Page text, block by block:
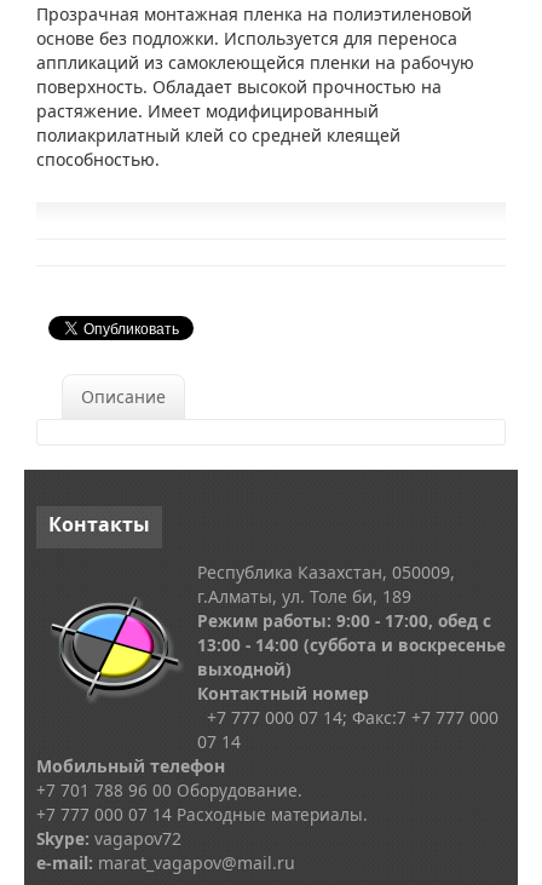
Прозрачная монтажная пленка на полиэтиленовой
основе без подложки. Используется для переноса
аппликаций из самоклеющейся пленки на рабочую
поверхность. Обладает высокой прочностью на
растяжение. Имеет модифицированный
полиакрилатный клей со средней клеящей
способностью.
Описание
Контакты
Республика Казахстан, 050009,
г.Алматы, ул. Толе би, 189
Режим работы: 9:00 - 17:00, обед с
13:00 - 14:00 (суббота и воскресенье
выходной)
Контактный номер
+7 777 000 07 14; Факс:7 +7 777 000
07 14
Мобильный телефон
+7 701 788 96 00 Оборудование.
+7 777 000 07 14 Расходные материалы.
Skype: vagapov72
e-mail: marat_vagapov@mail.ru